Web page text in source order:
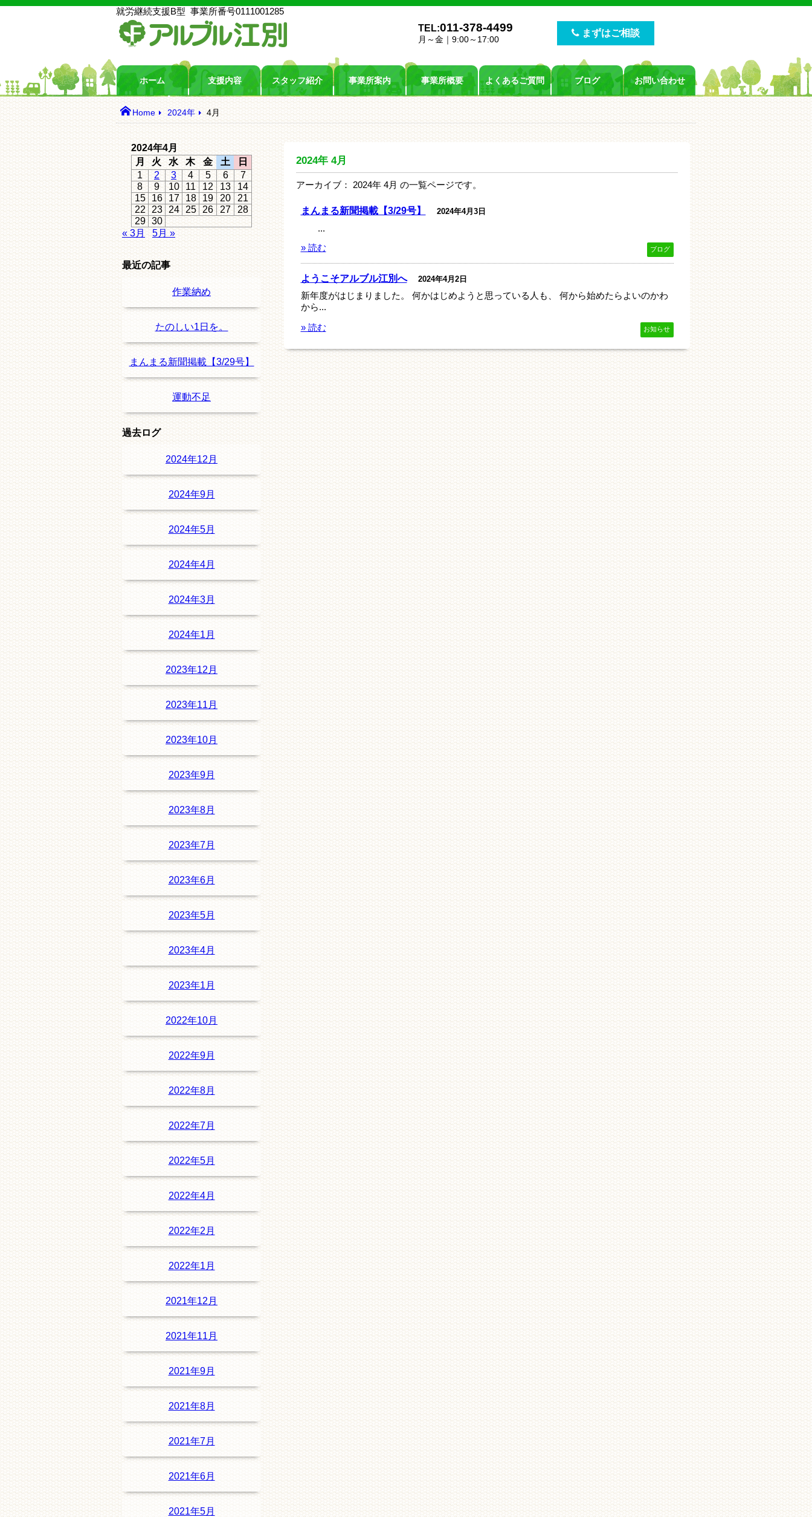
就労継続支援B型 事業所番号0111001285
TEL:011-378-4499
月～金｜9:00～17:00
まずはご相談
ホーム 支援内容 スタッフ紹介 事業所案内 事業所概要 よくあるご質問 ブログ お問い合わせ
Home 2024年 4月
2024年 4月
アーカイブ： 2024年 4月 の一覧ページです。
まんまる新聞掲載【3/29号】 2024年4月3日
...
ブログ
» 読む
ようこそアルブル江別へ 2024年4月2日
新年度がはじまりました。 何かはじめようと思っている人も、 何から始めたらよいのかわ
から...
お知らせ
» 読む
2024年4月
月
火 水 木 金 土
日
1
2 3 4 5 6
7
8
9 10 11 12 13
14
15
16 17 18 19 20
21
22
23 24 25 26 27
28
29
30
« 3月
5月 »
最近の記事
作業納め
たのしい1日を。
まんまる新聞掲載【3/29号】
運動不足
過去ログ
2024年12月
2024年9月
2024年5月
2024年4月
2024年3月
2024年1月
2023年12月
2023年11月
2023年10月
2023年9月
2023年8月
2023年7月
2023年6月
2023年5月
2023年4月
2023年1月
2022年10月
2022年9月
2022年8月
2022年7月
2022年5月
2022年4月
2022年2月
2022年1月
2021年12月
2021年11月
2021年9月
2021年8月
2021年7月
2021年6月
2021年5月